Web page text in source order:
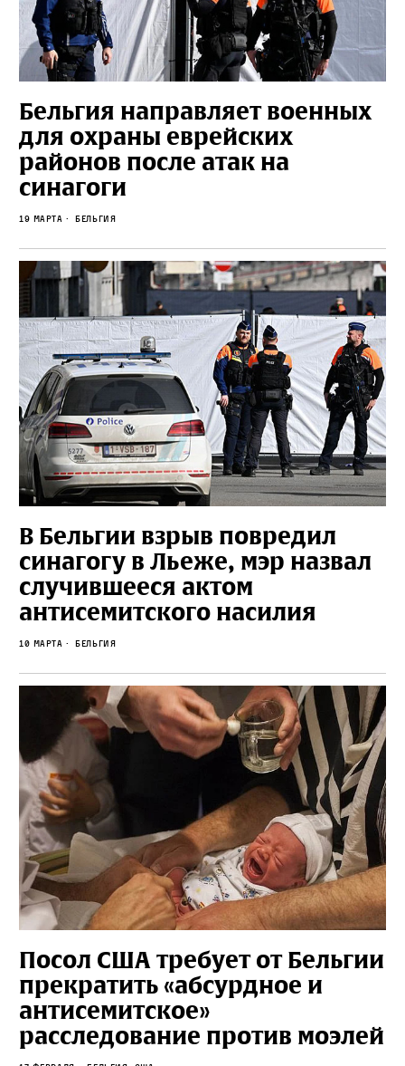
Бельгия направляет военных
для охраны еврейских
районов после атак на
синагоги
19 марта Бельгия
В Бельгии взрыв повредил
синагогу в Льеже, мэр назвал
случившееся актом
антисемитского насилия
10 марта Бельгия
Посол США требует от Бельгии
прекратить «абсурдное и
антисемитское»
расследование против моэлей